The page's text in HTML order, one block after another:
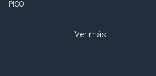
PISO
Ver más